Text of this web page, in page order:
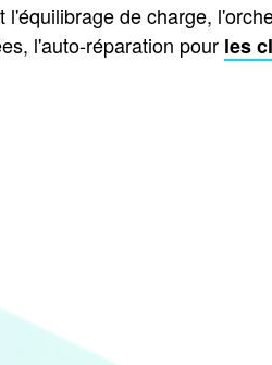
de charge,
l'auto-réparation pour les